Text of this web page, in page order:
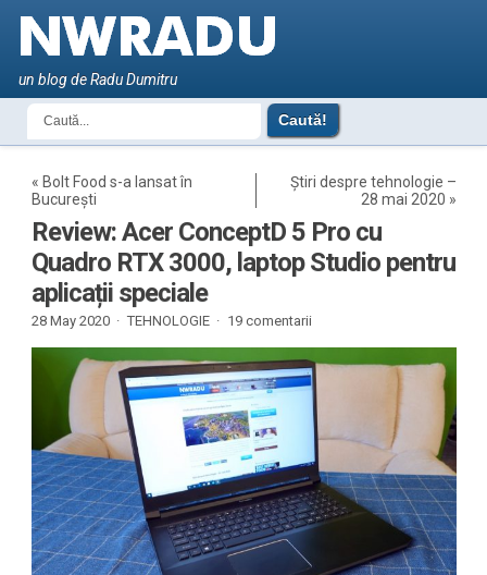
un blog de Radu Dumitru
« Bolt Food s-a lansat în
București
Știri despre tehnologie –
28 mai 2020 »
Review: Acer ConceptD 5 Pro cu
Quadro RTX 3000, laptop Studio pentru
aplicații speciale
28 May 2020 · TEHNOLOGIE · 19 comentarii